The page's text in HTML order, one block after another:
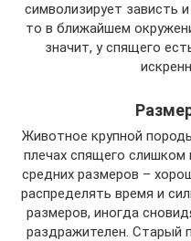
символизирует зависть
то в ближайшем
значит, у спящего
Животное крупной
плечах спящего
средних размеров –
распределять время и
размеров, иногда
раздражителен. Старый